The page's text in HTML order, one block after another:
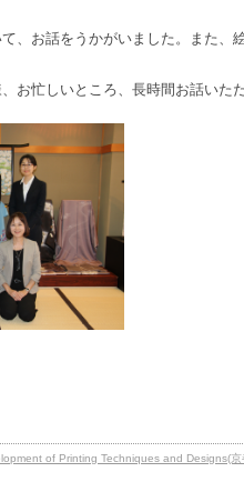
、お話をうかがいました。また、
お忙しいところ、長時間お話いた
of Printing Techniques and Designs(